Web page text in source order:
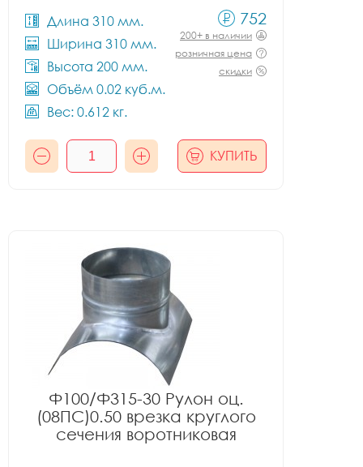
Длина 310 мм.
Ширина 310 мм.
Высота 200 мм.
Объём 0.02 куб.м.
Вес: 0.612 кг.
752
200+ в наличии
розничная цена
скидки
КУПИТЬ
Ф100/Ф315-30 Рулон оц.
(08ПС)0.50 врезка круглого
сечения воротниковая